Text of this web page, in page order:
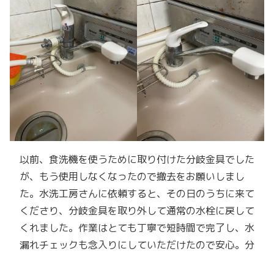
以前、食洗機を使うために取り付けた分岐金具でした
が、もう使用しなくなったので撤去をお願いしまし
た。水洗工房さんに依頼すると、その日のうちに来て
くださり、分岐金具を取り外して通常の水栓に戻して
くれました。作業はとても丁寧で短時間で完了し、水
漏れチェックも念入りにしていただけたので安心。分